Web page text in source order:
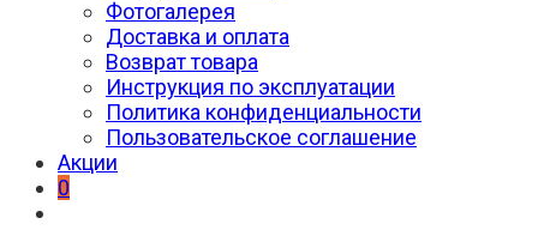
Фотогалерея
Доставка и оплата
Возврат товара
Инструкция по эксплуатации
Политика конфиденциальности
Пользовательское соглашение
Акции
0